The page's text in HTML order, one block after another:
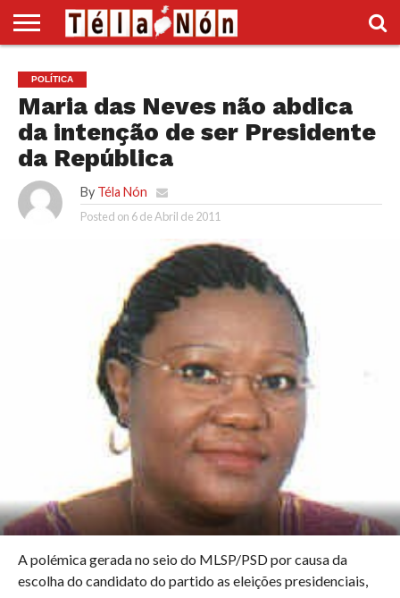
POLÍTICA
ECONOMIA
SOCIEDADE
CULTURA
DESPORTO
SUPLEMENTO
VÍDEOS
ANÚNCIOS
DIVERSOS
POLÍTICA
Maria das Neves não abdica
da intenção de ser Presidente
da República
By Téla Nón
Posted on 6 de Abril de 2011
A polémica gerada no seio do MLSP/PSD por causa da
escolha do candidato do partido as eleições presidenciais,